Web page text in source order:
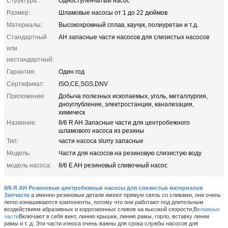
Размер:
Шламовые насосы от 1 до 22 дюймов
Материалы:
Высокохромный сплав, каучук, полиуретан и т.д.
Стандартный
или
нестандартный:
AH запасные части насосов для слизистых насосов
Гарантия:
Один год
Сертификат:
ISO,CE,SGS,DNV
Приложение:
Добыча полезных ископаемых, уголь, металлургия,
дноуглубление, электростанции, канализация,
химическ
Название:
8/6 R AH Запасные части для центробежного
шламового насоса из резины
Тип:
части насоса slurry запасные
Модель:
Части для насосов на резиновую слизистую воду
модель насоса:
8/6 E AH резиновый сливочный насос
8/6 R AH Резиновые центробежные насосы для слизистых материалов
Запчасти а именно резиновые детали имеют прямую связь со сливами, они очень
легко изнашиваются компоненты, потому что они работают под длительным
воздействием абразивных и коррозионных сливов на высокой скорости,Ввлажные
частиВключают в себя винт, линию крышки, линию рамы, горло, вставку линии
рамы и т. д. Эти части износа очень важны для срока службы насосов для